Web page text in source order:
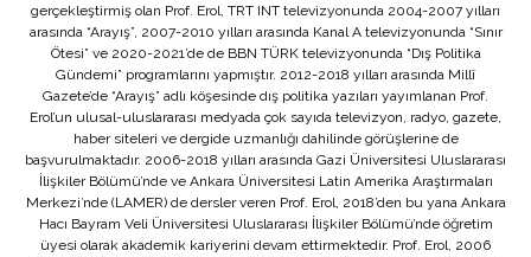
gerçekleştirmiş olan Prof. Erol, TRT INT televizyonunda 2004-2007 yılları
arasında “Arayış”, 2007-2010 yılları arasında Kanal A televizyonunda “Sınır
Ötesi” ve 2020-2021’de de BBN TÜRK televizyonunda “Dış Politika
Gündemi” programlarını yapmıştır. 2012-2018 yılları arasında Millî
Gazete’de “Arayış” adlı köşesinde dış politika yazıları yayımlanan Prof.
Erol’un ulusal-uluslararası medyada çok sayıda televizyon, radyo, gazete,
haber siteleri ve dergide uzmanlığı dahilinde görüşlerine de
başvurulmaktadır. 2006-2018 yılları arasında Gazi Üniversitesi Uluslararası
İlişkiler Bölümü’nde ve Ankara Üniversitesi Latin Amerika Araştırmaları
Merkezi’nde (LAMER) de dersler veren Prof. Erol, 2018’den bu yana Ankara
Hacı Bayram Veli Üniversitesi Uluslararası İlişkiler Bölümü’nde öğretim
üyesi olarak akademik kariyerini devam ettirmektedir. Prof. Erol, 2006